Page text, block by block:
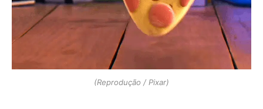
(Reprodução / Pixar)